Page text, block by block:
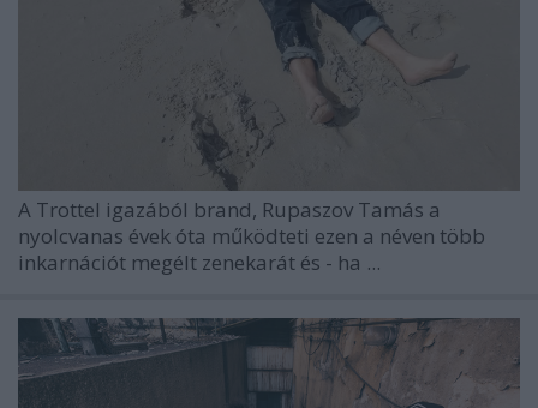
A Trottel igazából brand, Rupaszov Tamás a
nyolcvanas évek óta működteti ezen a néven több
inkarnációt megélt zenekarát és - ha ...